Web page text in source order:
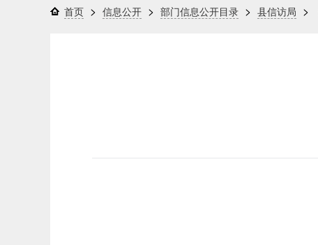
首页 > 信息公开 > 部门信息公开目录 > 县信访局 >